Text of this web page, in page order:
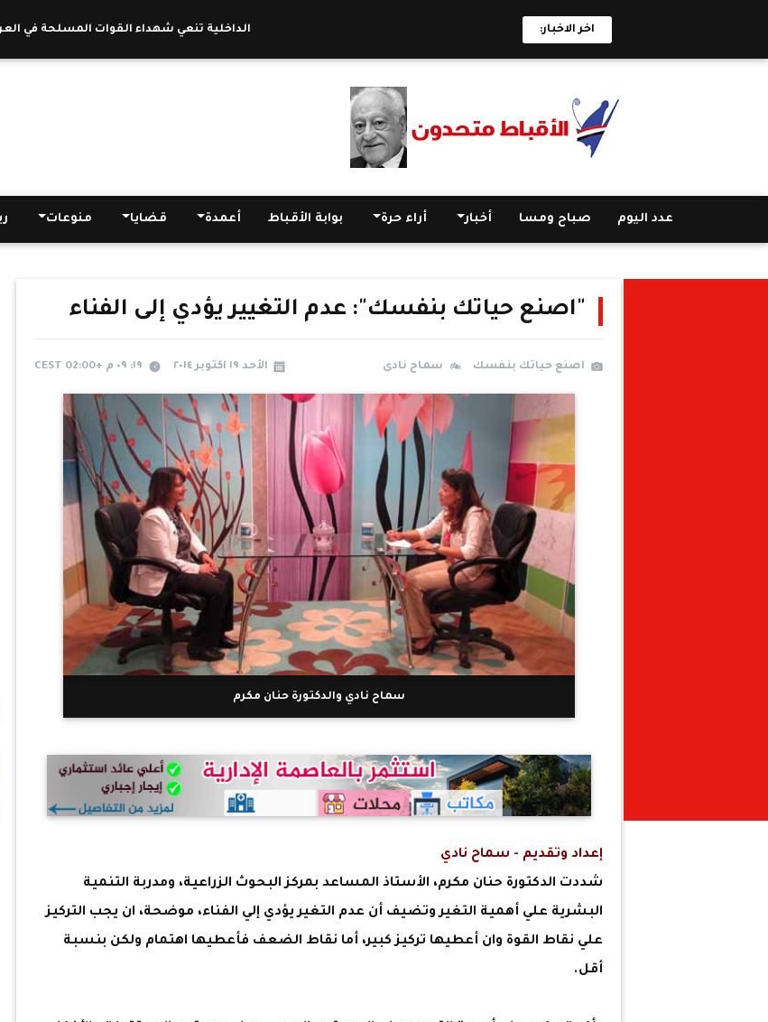
اخر الاخبار: الداخلية تنعي شهداء القوات المسلحة في العريش |
عدد اليوم صباح ومسا أخبار أراء حرة بوابة الأقباط أعمدة قضايا منوعات
"اصنع حياتك بنفسك": عدم التغيير يؤدي إلى الفناء
اصنع حياتك بنفسك سماح نادى الأحد ١٩ اكتوبر ٢٠١٤ ١٩: ٠٩ م +02:00 CEST
سماح نادي والدكتورة حنان مكرم
إعداد وتقديم - سماح نادي
شددت الدكتورة حنان مكرم، الأستاذ المساعد بمركز البحوث الزراعية، ومدربة التنمية
البشرية علي أهمية التغير وتضيف أن عدم التغير يؤدي إلي الفناء، موضحة، ان يجب التركيز
علي نقاط القوة وان أعطيها تركيز كبير، أما نقاط الضعف فأعطيها اهتمام ولكن بنسبة
أقل.